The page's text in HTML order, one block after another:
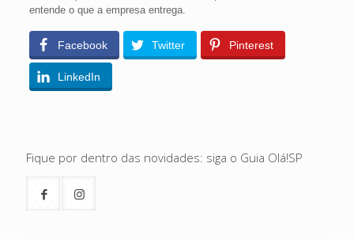
entende o que a empresa entrega.
Facebook Twitter Pinterest
LinkedIn
Fique por dentro das novidades: siga o Guia Olá!SP